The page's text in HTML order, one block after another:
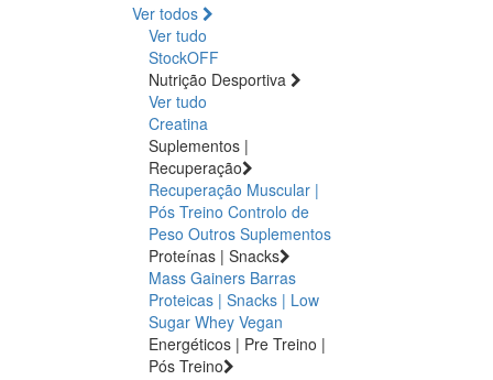
Ver todos
Ver tudo
StockOFF
Nutrição Desportiva
Ver tudo
Creatina
Suplementos |
Recuperação
Recuperação Muscular |
Pós Treino Controlo de
Peso Outros Suplementos
Proteínas | Snacks
Mass Gainers Barras
Proteicas | Snacks | Low
Sugar Whey Vegan
Energéticos | Pre Treino |
Pós Treino